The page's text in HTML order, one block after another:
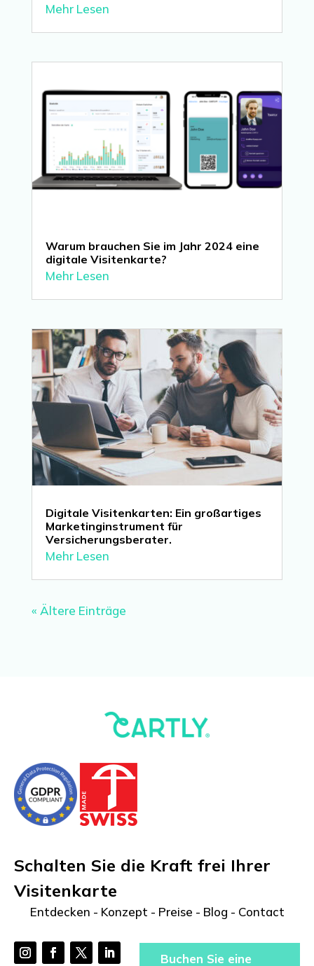
Mehr Lesen
Warum brauchen Sie im Jahr 2024 eine
digitale Visitenkarte?
Mehr Lesen
Digitale Visitenkarten: Ein großartiges
Marketinginstrument für
Versicherungsberater.
Mehr Lesen
« Ältere Einträge
Schalten Sie die Kraft frei Ihrer
Visitenkarte
Entdecken - Konzept - Preise - Blog - Contact
Buchen Sie eine